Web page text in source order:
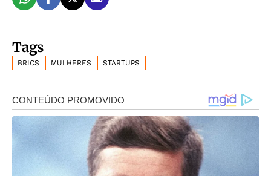
Tags
BRICS MULHERES STARTUPS